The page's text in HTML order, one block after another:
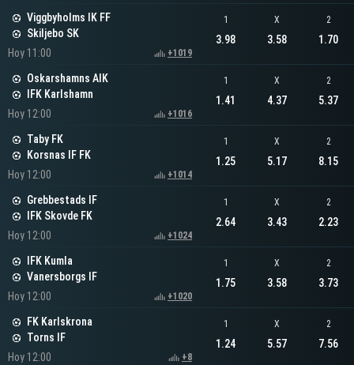
Viggbyholms IK FF
Skiljebo SK
Hoy 11:00
+1019
1
3.98
X
3.58
2
1.70
Oskarshamns AIK
IFK Karlshamn
Hoy 12:00
+1016
1
1.41
X
4.37
2
5.37
Taby FK
Korsnas IF FK
Hoy 12:00
+1014
1
1.25
X
5.17
2
8.15
Grebbestads IF
IFK Skovde FK
Hoy 12:00
+1024
1
2.64
X
3.43
2
2.23
IFK Kumla
Vanersborgs IF
Hoy 12:00
+1020
1
1.75
X
3.58
2
3.73
FK Karlskrona
Torns IF
Hoy 12:00
+8
1
1.24
X
5.57
2
7.56